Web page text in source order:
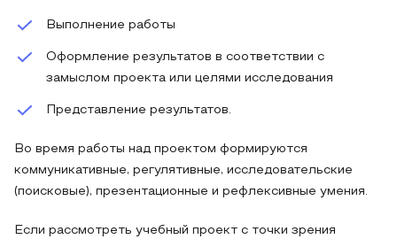
Выполнение работы
Оформление результатов в соответствии с
замыслом проекта или целями исследования
Представление результатов.
Во время работы над проектом формируются
коммуникативные, регулятивные, исследовательские
(поисковые), презентационные и рефлексивные умения.
Если рассмотреть учебный проект с точки зрения